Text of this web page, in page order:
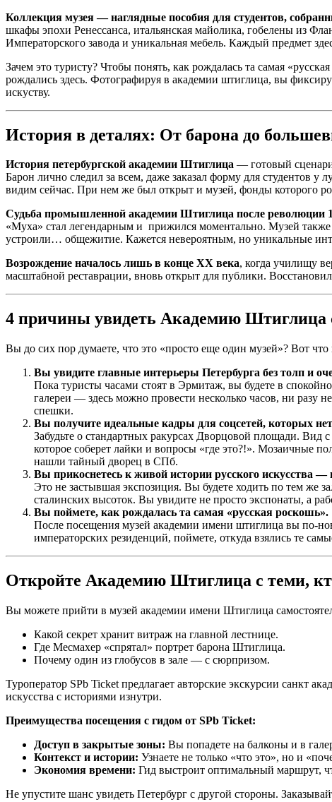
Коллекция музея — наглядные пособия для студентов,
шкафы эпохи Ренессанса, итальянская майолика, гобелены из
Императорского завода и уникальная мебель. Каждый предмет
Зачем это туристу? Чтобы понять, как рождалась та самая
рождались здесь. Фотографируя в академии штиглица, вы
искуству.
История в деталях: От барона до
История петербургской академии Штиглица — готовый
Барон лично следил за всем, даже заказал форму для студентов
видим сейчас. При нем же был открыт и музей, фонды которого
Судьба промышленной академии Штиглица после революции
«Муха» стал легендарным и прижился моментально. Музей также
устроили… общежитие. Кажется невероятным, но уникальные
Возрождение началось лишь в конце XX века, когда училищу
масштабной реставрации, вновь открыт для публики.
4 причины увидеть Академию Штиглица
Вы до сих пор думаете, что это «просто еще один музей»? Вот
Вы увидите главные интерьеры Петербурга без толп и
Пока туристы часами стоят в Эрмитаж, вы будете в
галереи — здесь можно провести несколько часов, ни разу
спешки.
Вы получите идеальные кадры для соцсетей, которых
Забудьте о стандартных ракурсах Дворцовой площади.
которое соберет лайки и вопросы «где это?!». Мозаичные
нашли тайный дворец в СПб.
Вы прикоснетесь к живой истории русского искусства
Это не застывшая экспозиция. Вы будете ходить по тем же
сталинских высоток. Вы увидите не просто экспонаты, а
Вы поймете, как рождалась та самая «русская роскошь».
После посещения музей академии имени штиглица вы по-
императорских резиденций, поймете, откуда взялись те
Откройте Академию Штиглица с теми,
Вы можете прийти в музей академии имени Штиглица
Какой секрет хранит витраж на главной лестнице.
Где Месмахер «спрятал» портрет барона Штиглица.
Почему один из глобусов в зале — с сюрпризом.
Туроператор SPb Ticket предлагает авторские экскурсии санкт
искусства с историями изнутри.
Преимущества посещения с гидом от SPb Ticket:
Доступ в закрытые зоны: Вы попадете на балконы и в
Контекст и истории: Узнаете не только «что это», но и
Экономия времени: Гид выстроит оптимальный маршрут,
Не упустите шанс увидеть Петербург с другой стороны.